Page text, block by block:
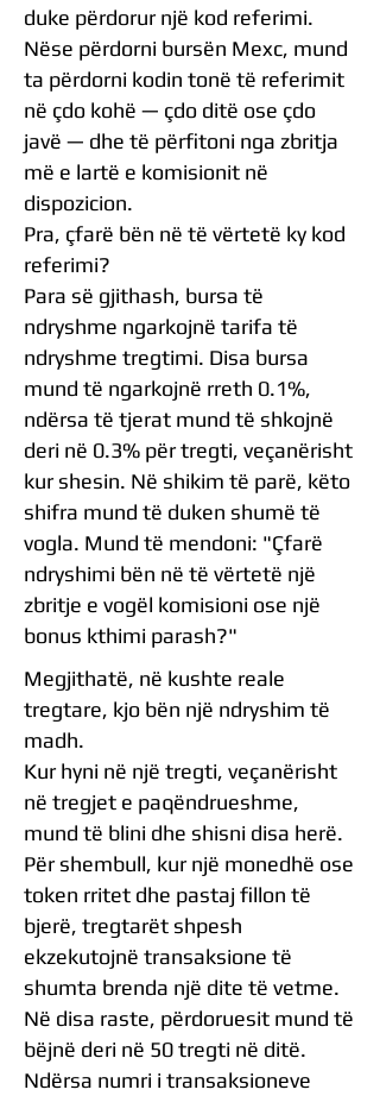
duke përdorur një kod referimi.
Nëse përdorni bursën Mexc, mund
ta përdorni kodin tonë të referimit
në çdo kohë — çdo ditë ose çdo
javë — dhe të përfitoni nga zbritja
më e lartë e komisionit në
dispozicion.
Pra, çfarë bën në të vërtetë ky kod
referimi?
Para së gjithash, bursa të
ndryshme ngarkojnë tarifa të
ndryshme tregtimi. Disa bursa
mund të ngarkojnë rreth 0.1%,
ndërsa të tjerat mund të shkojnë
deri në 0.3% për tregti, veçanërisht
kur shesin. Në shikim të parë, këto
shifra mund të duken shumë të
vogla. Mund të mendoni: "Çfarë
ndryshimi bën në të vërtetë një
zbritje e vogël komisioni ose një
bonus kthimi parash?"
Megjithatë, në kushte reale
tregtare, kjo bën një ndryshim të
madh.
Kur hyni në një tregti, veçanërisht
në tregjet e paqëndrueshme,
mund të blini dhe shisni disa herë.
Për shembull, kur një monedhë ose
token rritet dhe pastaj fillon të
bjerë, tregtarët shpesh
ekzekutojnë transaksione të
shumta brenda një dite të vetme.
Në disa raste, përdoruesit mund të
bëjnë deri në 50 tregti në ditë.
Ndërsa numri i transaksioneve